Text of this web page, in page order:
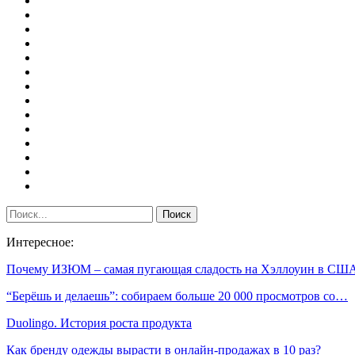
Интересное:
Почему ИЗЮМ – самая пугающая сладость на Хэллоуин в
“Берёшь и делаешь”: собираем больше 20 000 просмотров со…
Duolingo. История роста продукта
Как бренду одежды вырасти в онлайн-продажах в 10 раз?